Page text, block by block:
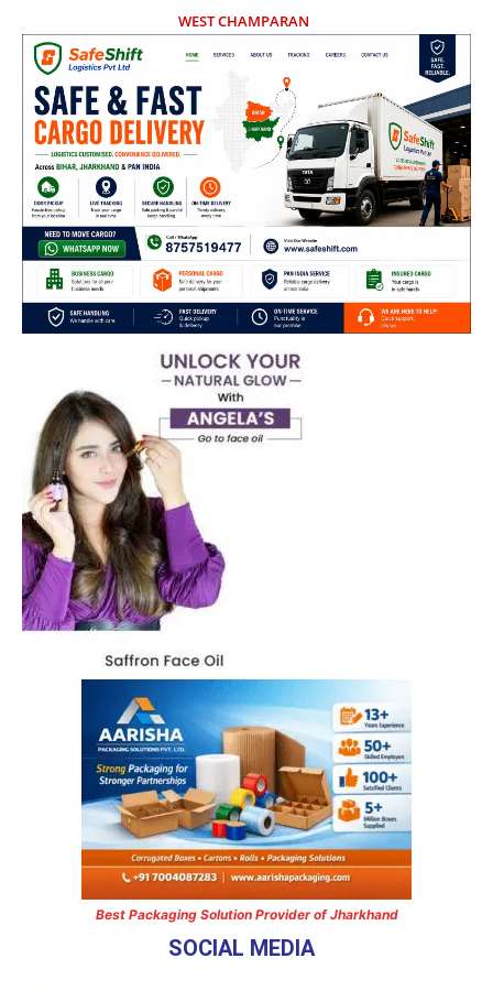
WEST CHAMPARAN
Best Packaging Solution Provider of Jharkhand
SOCIAL MEDIA